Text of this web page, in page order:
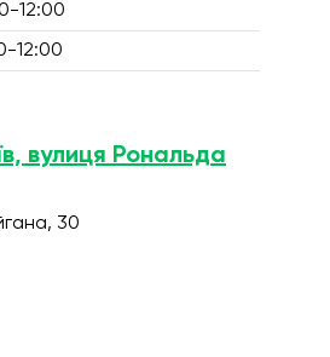
12:00
12:00
вулиця Рональда
30